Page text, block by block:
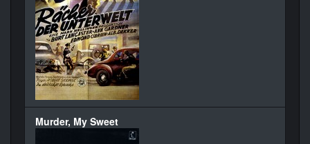
Murder, My Sweet